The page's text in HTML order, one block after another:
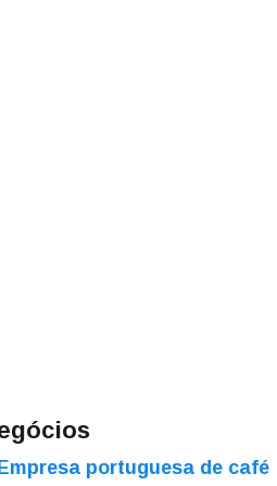
Empresa portuguesa de café